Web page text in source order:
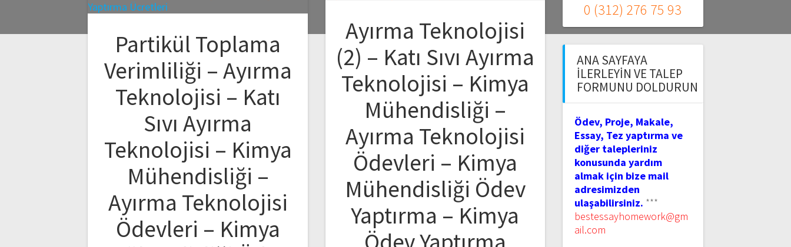
Partikül Toplama
Verimliliği – Ayırma
Teknolojisi – Katı
Sıvı Ayırma
Teknolojisi – Kimya
Mühendisliği –
Ayırma Teknolojisi
Ödevleri – Kimya
Ayırma Teknolojisi
(2) – Katı Sıvı Ayırma
Teknolojisi – Kimya
Mühendisliği –
Ayırma Teknolojisi
Ödevleri – Kimya
Mühendisliği Ödev
Yaptırma – Kimya
0 (312) 276 75 93
ANA SAYFAYA
İLERLEYIN VE TALEP
FORMUNU DOLDURUN
Ödev, Proje, Makale,
Essay, Tez yaptırma ve
diğer talepleriniz
konusunda yardım
almak için bize mail
adresimizden
ulaşabilirsiniz. ***
bestessayhomework@gm
ail.com